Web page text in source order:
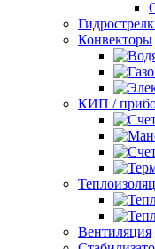
Конвекторы
КИП /
Вентиляция